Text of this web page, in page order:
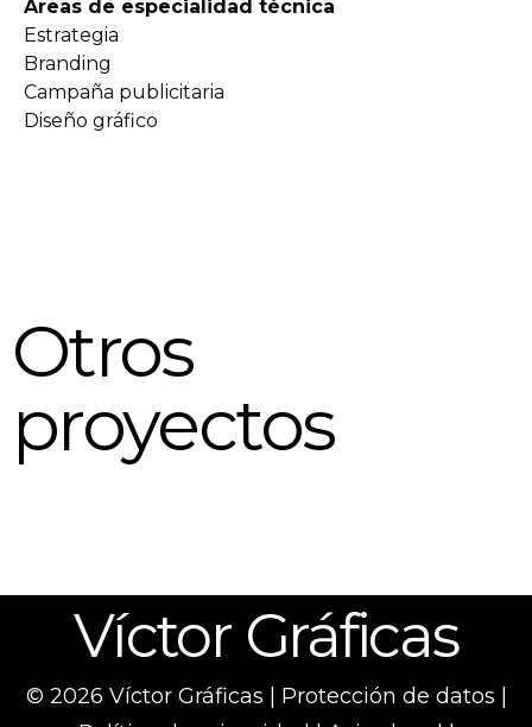
Áreas de especialidad técnica
Estrategia
Branding
Campaña publicitaria
Diseño gráfico
Otros
proyectos
Víctor Gráficas
© 2026 Víctor Gráficas | Protección de datos |